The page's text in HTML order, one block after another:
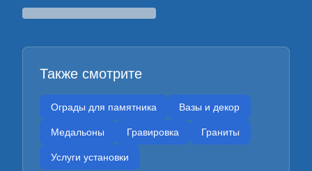
Также смотрите
Ограды для памятника Вазы и декор
Медальоны Гравировка Граниты
Услуги установки